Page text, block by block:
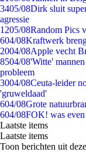
3405/08Dirk sluit
agressie
1205/08Random Pics
604/08Kraftwerk
2004/08Apple vecht
8504/08'Witte'
probleem
3004/08Ceuta-leider
'gruweldaad'
604/08Grote
604/08FOK! was
Laatste items
Laatste items
Toon berichten uit